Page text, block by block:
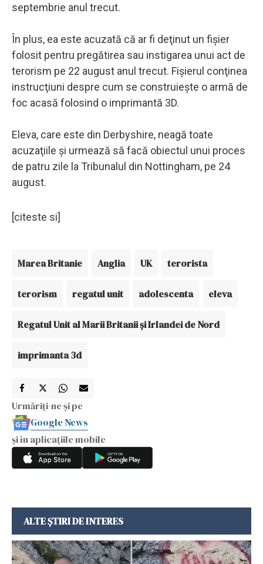
septembrie anul trecut.
În plus, ea este acuzată că ar fi deţinut un fişier
folosit pentru pregătirea sau instigarea unui act de
terorism pe 22 august anul trecut. Fişierul conţinea
instrucţiuni despre cum se construieşte o armă de
foc acasă folosind o imprimantă 3D.
Eleva, care este din Derbyshire, neagă toate
acuzaţiile şi urmează să facă obiectul unui proces
de patru zile la Tribunalul din Nottingham, pe 24
august.
[citeste si]
Marea Britanie Anglia UK terorista
terorism regatul unit adolescenta eleva
Regatul Unit al Marii Britanii și Irlandei de Nord
imprimanta 3d
Urmăriți-ne și pe
Google News
și în aplicațiile mobile
ALTE ȘTIRI DE INTERES